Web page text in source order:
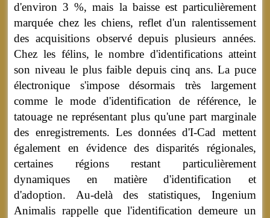
d'environ 3 %, mais la baisse est particulièrement
marquée chez les chiens, reflet d'un ralentissement
des acquisitions observé depuis plusieurs années.
Chez les félins, le nombre d'identifications atteint
son niveau le plus faible depuis cinq ans. La puce
électronique s'impose désormais très largement
comme le mode d'identification de référence, le
tatouage ne représentant plus qu'une part marginale
des enregistrements. Les données d'I-Cad mettent
également en évidence des disparités régionales,
certaines régions restant particulièrement
dynamiques en matière d'identification et
d'adoption. Au-delà des statistiques, Ingenium
Animalis rappelle que l'identification demeure un